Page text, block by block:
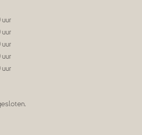
uur
uur
uur
uur
uur